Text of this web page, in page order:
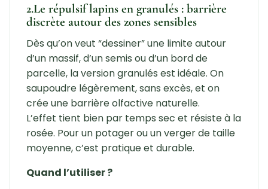
2.Le répulsif lapins en granulés : barrière
discrète autour des zones sensibles
Dès qu’on veut “dessiner” une limite autour
d’un massif, d’un semis ou d’un bord de
parcelle, la version granulés est idéale. On
saupoudre légèrement, sans excès, et on
crée une barrière olfactive naturelle.
L’effet tient bien par temps sec et résiste à la
rosée. Pour un potager ou un verger de taille
moyenne, c’est pratique et durable.
Quand l’utiliser ?